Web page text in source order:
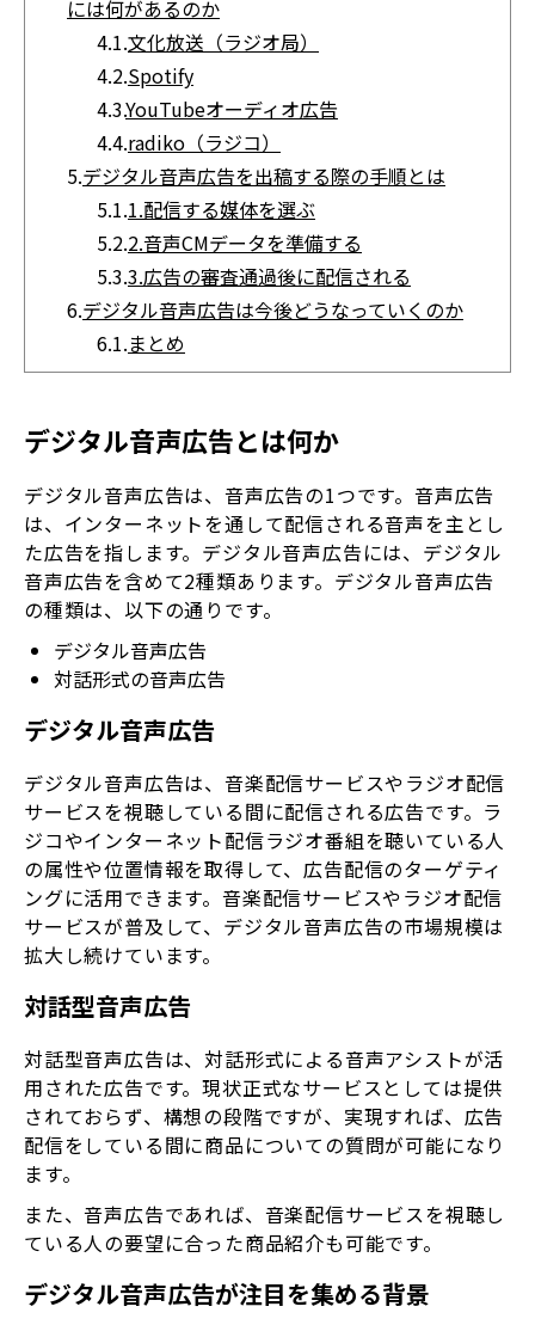
には何があるのか
4.1.文化放送（ラジオ局）
4.2.Spotify
4.3.YouTubeオーディオ広告
4.4.radiko（ラジコ）
5.デジタル音声広告を出稿する際の手順とは
5.1.1.配信する媒体を選ぶ
5.2.2.音声CMデータを準備する
5.3.3.広告の審査通過後に配信される
6.デジタル音声広告は今後どうなっていくのか
6.1.まとめ
デジタル音声広告とは何か
デジタル音声広告は、音声広告の1つです。音声広告
は、インターネットを通して配信される音声を主とし
た広告を指します。デジタル音声広告には、デジタル
音声広告を含めて2種類あります。デジタル音声広告
の種類は、以下の通りです。
デジタル音声広告
対話形式の音声広告
デジタル音声広告
デジタル音声広告は、音楽配信サービスやラジオ配信
サービスを視聴している間に配信される広告です。ラ
ジコやインターネット配信ラジオ番組を聴いている人
の属性や位置情報を取得して、広告配信のターゲティ
ングに活用できます。音楽配信サービスやラジオ配信
サービスが普及して、デジタル音声広告の市場規模は
拡大し続けています。
対話型音声広告
対話型音声広告は、対話形式による音声アシストが活
用された広告です。現状正式なサービスとしては提供
されておらず、構想の段階ですが、実現すれば、広告
配信をしている間に商品についての質問が可能になり
ます。
また、音声広告であれば、音楽配信サービスを視聴し
ている人の要望に合った商品紹介も可能です。
デジタル音声広告が注目を集める背景